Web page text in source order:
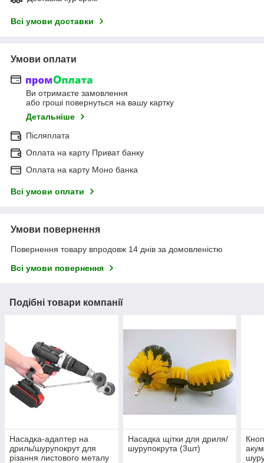
Всі умови доставки
Умови оплати
Ви отримаєте замовлення
або гроші повернуться на вашу картку
Детальніше
Післяплата
Оплата на карту Приват банку
Оплата на карту Моно банка
Всі умови оплати
Умови повернення
Повернення товару впродовж 14 днів за домовленістю
Всі умови повернення
Подібні товари компанії
Насадка-адаптер на
дриль/шурупокрут для
різання листового металу
Насадка щітки для дриля/
шурупокрута (3шт)